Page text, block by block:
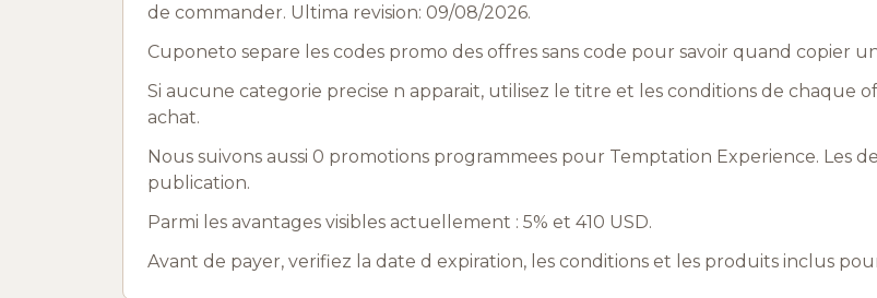
de commander. Ultima revision: 09/08/2026.
Cuponeto separe les codes promo des offres sans code pour savoir quand copier
Si aucune categorie precise n apparait, utilisez le titre et les conditions de chaque
achat.
Nous suivons aussi 0 promotions programmees pour Temptation Experience. Les
publication.
Parmi les avantages visibles actuellement : 5% et 410 USD.
Avant de payer, verifiez la date d expiration, les conditions et les produits inclus